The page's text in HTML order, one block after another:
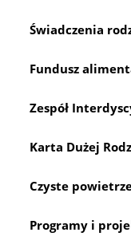
Świadczenia
Fundusz
Zespół
Karta Dużej
Czyste
Programy i